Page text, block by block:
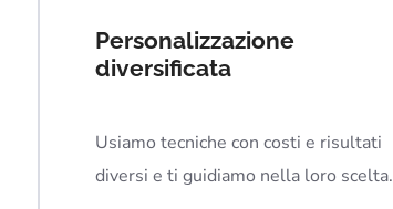
Personalizzazione
diversificata
Usiamo tecniche con costi e risultati
diversi e ti guidiamo nella loro scelta.